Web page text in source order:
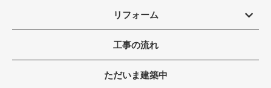
リフォーム
工事の流れ
ただいま建築中